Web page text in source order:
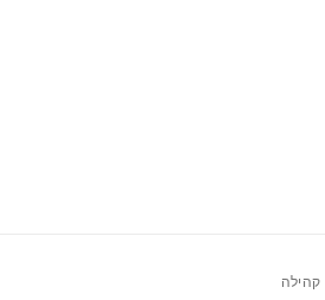
קהילה